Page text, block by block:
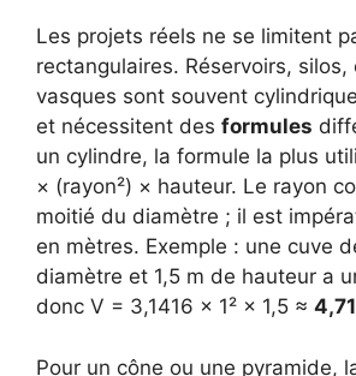
Les projets réels ne se limitent
rectangulaires. Réservoirs, silos,
vasques sont souvent
et nécessitent des formules
un cylindre, la formule la plus
× (rayon²) × hauteur. Le rayon
moitié du diamètre ; il est
en mètres. Exemple : une cuve
diamètre et 1,5 m de hauteur a
donc V = 3,1416 × 1² × 1,5 ≈
Pour un cône ou une pyramide,